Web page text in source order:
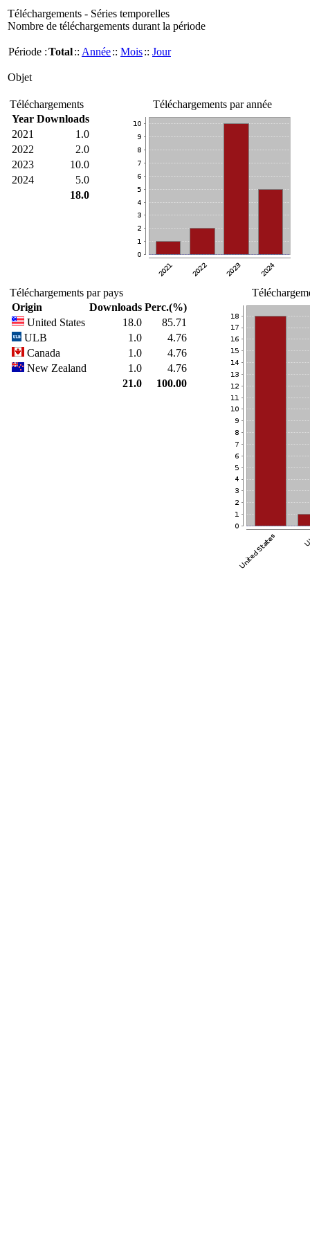
Téléchargements - Séries temporelles
Nombre de téléchargements durant la période
Période :Total:: Année:: Mois:: Jour
Objet
Téléchargements
Year Downloads
2021
1.0
2022
2.0
2023
10.0
2024
5.0
18.0
Téléchargements par année
Téléchargements par pays
Origin
Downloads Perc.(%)
United States
18.0
85.71
ULB
1.0
4.76
Canada
1.0
4.76
New Zealand
1.0
4.76
21.0
100.00